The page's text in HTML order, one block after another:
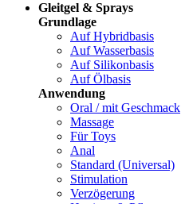
Gleitgel & Sprays
Grundlage
Auf Hybridbasis
Auf Wasserbasis
Auf Silikonbasis
Auf Ölbasis
Anwendung
Oral / mit Geschmack
Massage
Für Toys
Anal
Standard (Universal)
Stimulation
Verzögerung